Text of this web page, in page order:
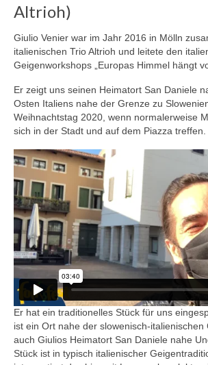
Altrioh)
Giulio Venier war im Jahr 2016 in Mölln
italienischen Trio Altrioh und leitete den
Geigenworkshops „Europas Himmel hängt
Er zeigt uns seinen Heimatort San Daniele
Osten Italiens nahe der Grenze zu
Weihnachtstag 2020, wenn normalerweise
sich in der Stadt und auf dem Piazza treffen.
Er hat ein traditionelles Stück für uns
ist ein Ort nahe der slowenisch-italienischen
auch Giulios Heimatort San Daniele nahe
Stück ist in typisch italienischer